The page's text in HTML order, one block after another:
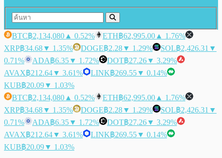
BTC฿2,134,080 ▲ 0.52% ETH฿62,995.00 ▲ 1.76%
XRP฿34.68▼ 1.35% DOGE฿2.28▼ 1.29% SOL฿2,426.31 ▼
0.71%
ADA฿6.35▼ 1.72% DOT฿27.26▼ 3.29%
AVAX฿212.64▼ 3.61% LINK฿269.55▼ 0.14%
KUB฿20.09▼ 1.03%
BTC฿2,134,080 ▲ 0.52% ETH฿62,995.00 ▲ 1.76%
XRP฿34.68▼ 1.35% DOGE฿2.28▼ 1.29% SOL฿2,426.31 ▼
0.71%
ADA฿6.35▼ 1.72% DOT฿27.26▼ 3.29%
AVAX฿212.64▼ 3.61% LINK฿269.55▼ 0.14%
KUB฿20.09▼ 1.03%